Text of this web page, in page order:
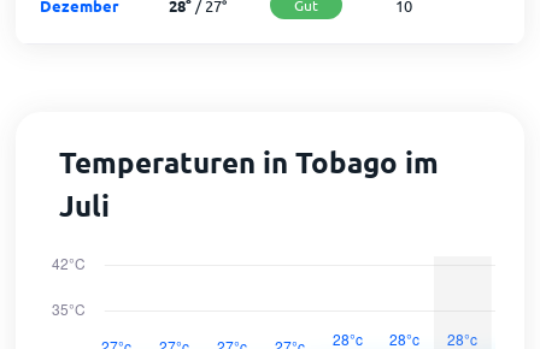
Dezember 28°/27° Gut 10
Temperaturen in Tobago im
Juli